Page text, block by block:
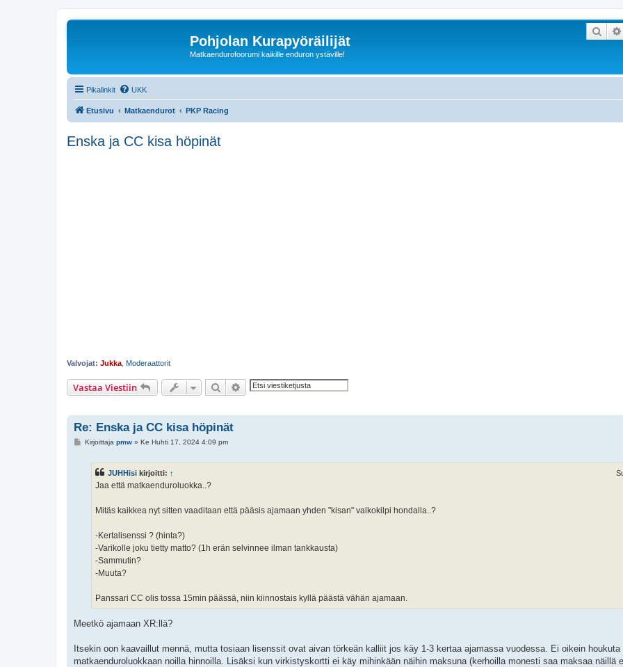
Pohjolan Kurapyöräilijät
Matkaendurofoorumi kaikille enduron ystäville!
Etsi
Pikalinkit UKK
Etusivu Matkaendurot PKP Racing
Enska ja CC kisa höpinät
Valvojat: Jukka Moderaattorit
Vastaa Viestiin Etsi Tarkennettu haku
Re: Enska ja CC kisa höpinät
VKirjoittaja pmw» Ke Huhti 17, 2024 4:09 pm
JUHHisi kirjoitti: ↑
Jaa että matkaenduroluokka..?
Mitäs kaikkea nyt sitten vaaditaan että pääsis ajamaan yhden "kisan" valkokilpi hondalla..?
-Kertalisenssi ? (hinta?)
-Varikolle joku tietty matto? (1h erän selvinnee ilman tankkausta)
-Sammutin?
-Muuta?
Panssari CC olis tossa 15min päässä, niin kiinnostais kyllä päästä vähän ajamaan.
Meetkö ajamaan XR:llä?
Itsekin oon kaavaillut mennä, mutta tosiaan lisenssit ovat aivan törkeän kalliit jos käy 1-3 kertaa ajamassa vuodessa. Ei oikein houkuta
matkaenduroluokkaan noilla hinnoilla. Lisäksi kun virkistyskortti ei käy mihinkään näihin maksuna (kerhoilla monesti saa maksaa näillä